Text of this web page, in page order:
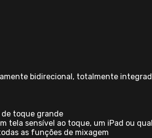
bidirecional, totalmente
toque grande
tela sensível ao toque, um iPad ou
as funções de mixagem